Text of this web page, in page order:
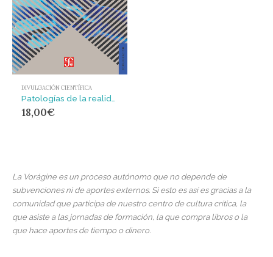
DIVULGACIÓN CIENTÍFICA
18,00€
La Vorágine es un proceso autónomo que no depende de
subvenciones ni de aportes externos. Si esto es así es gracias a la
comunidad que participa de nuestro centro de cultura crítica, la
que asiste a las jornadas de formación, la que compra libros o la
que hace aportes de tiempo o dinero.